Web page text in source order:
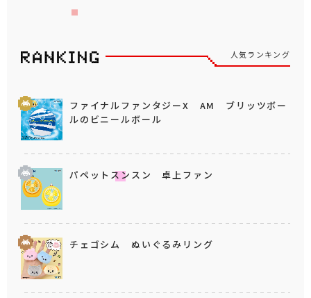
人気ランキング
ファイナルファンタジーX AM ブリッツボー
ルのビニールボール
パペットスンスン 卓上ファン
チェゴシム ぬいぐるみリング